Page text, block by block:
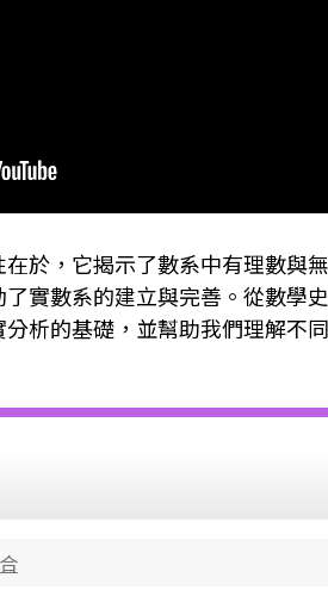
於，它揭示了數系中有理數與
實數系的建立與完善。從數學
析的基礎，並幫助我們理解不